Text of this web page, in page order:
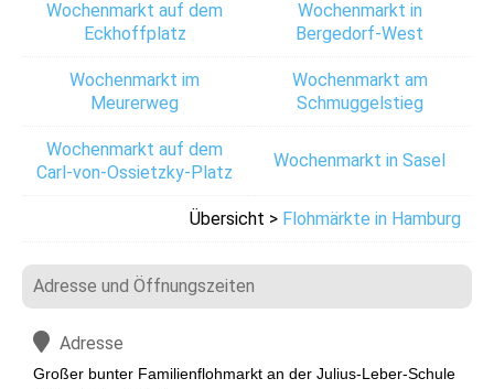
Wochenmarkt auf dem
Eckhoffplatz
Wochenmarkt in
Bergedorf-West
Wochenmarkt im
Meurerweg
Wochenmarkt am
Schmuggelstieg
Wochenmarkt auf dem
Carl-von-Ossietzky-Platz
Wochenmarkt in Sasel
Übersicht > Flohmärkte in Hamburg
Adresse und Öffnungszeiten
Adresse
Großer bunter Familienflohmarkt an der Julius-Leber-Schule